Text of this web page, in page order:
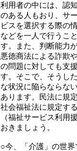
利用者の中には、認
のある人もおり、サ
ビスを選択する際の
などを一人で行うこ
す。また、判断能力
悪徳商法による詐欺
の問題に対しても支
す。そこで、そうし
な状況に陥らならな
あります。民法に規
社会福祉法に規定す
（福祉サービス利用
おきましょう。
○今、「介護」の世界